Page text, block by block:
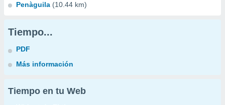
Penàguila (10.44 km)
Tiempo...
PDF
Más información
Tiempo en tu Web